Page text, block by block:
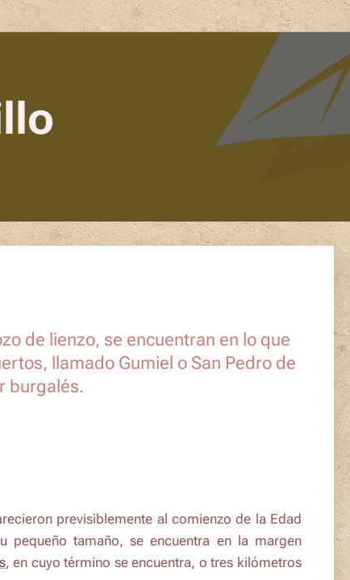
de lienzo, se encuentran en lo que
llamado Gumiel o San Pedro de
burgalés.
previsiblemente al comienzo de la Edad
pequeño tamaño, se encuentra en la margen
, en cuyo término se encuentra, o tres kilómetros